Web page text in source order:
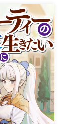
NEWS
STORE
ップ広報室
せはこちら